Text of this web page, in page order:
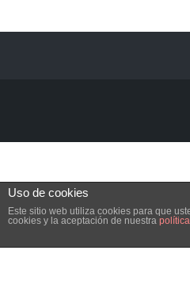
Uso de cookies
Este sitio web utiliza cookies para que
cookies y la aceptación de nuestra